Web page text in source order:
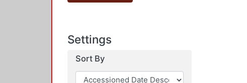
Settings
Sort By